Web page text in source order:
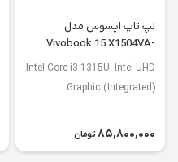
لپ تاپ ایسوس مدل
Vivobook 15 X1504VA-
BQ4675
Intel Core i3-1315U, Intel UHD
Graphic (Integrated)
85,800,000 تومان